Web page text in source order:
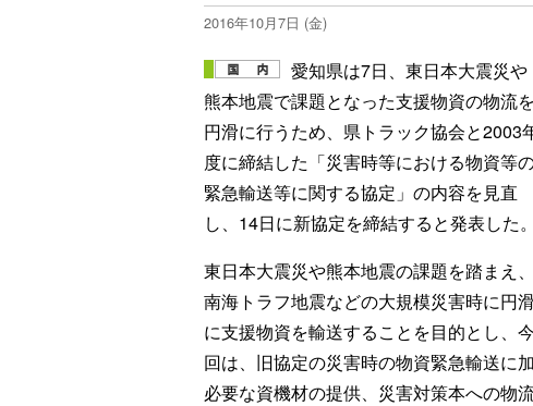
2016年10月7日 (金)
愛知県は7日、東日本大震災や
熊本地震で課題となった支援物資の物流を
円滑に行うため、県トラック協会と2003
度に締結した「災害時等における物資等
緊急輸送等に関する協定」の内容を見直
し、14日に新協定を締結すると発表した。
東日本大震災や熊本地震の課題を踏まえ、
南海トラフ地震などの大規模災害時に円
に支援物資を輸送することを目的とし、今
回は、旧協定の災害時の物資緊急輸送に
必要な資機材の提供、災害対策本への物